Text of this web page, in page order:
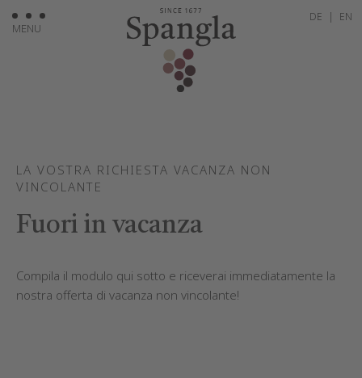
DE | EN
MENU
LA VOSTRA RICHIESTA VACANZA NON
VINCOLANTE
Fuori in vacanza
Compila il modulo qui sotto e riceverai immediatamente la
nostra offerta di vacanza non vincolante!